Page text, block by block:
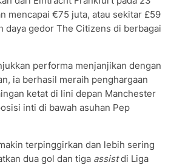
mencapai €75 juta, atau sekitar £59
daya gedor The Citizens di berbagai
performa menjanjikan dengan
ia berhasil meraih penghargaan
ketat di lini depan Manchester
inti di bawah asuhan Pep
terpinggirkan dan lebih sering
dua gol dan tiga assistdi Liga